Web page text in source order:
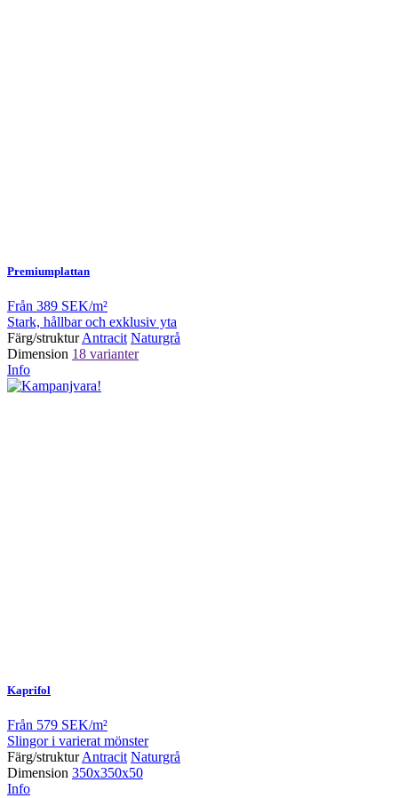
Premiumplattan
Från 389 SEK/m²
Stark, hållbar och exklusiv yta
Färg/struktur Antracit Naturgrå
Dimension 18 varianter
Info
Kaprifol
Från 579 SEK/m²
Slingor i varierat mönster
Färg/struktur Antracit Naturgrå
Dimension 350x350x50
Info